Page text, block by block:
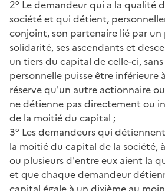
2° Le demandeur qui a la qualité
société et qui détient,
conjoint, son partenaire lié par
solidarité, ses ascendants et
un tiers du capital de celle-ci,
personnelle puisse être inférieure
réserve qu'un autre actionnaire
ne détienne pas directement ou
de la moitié du capital ;
3° Les demandeurs qui
la moitié du capital de la société,
ou plusieurs d'entre eux aient la
et que chaque demandeur